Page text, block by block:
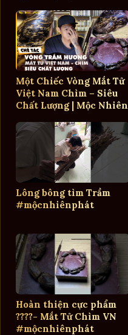
Một Chiếc Vòng Mắt Tử
Việt Nam Chìm – Siêu
Chất Lượng | Mộc Nhiên
Lông bông tìm Trầm
#mộcnhiênphát
Hoàn thiện cực phẩm
????- Mắt Tử Chìm VN
#mộcnhiênphát